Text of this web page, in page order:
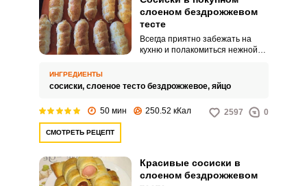
слоеном бездрожжевом
тесте
Всегда приятно забежать на
кухню и полакомиться нежной
быстро и вкусно перекусить.
ИНГРЕДИЕНТЫ
сосиски, слоеное тесто бездрожжевое, яйцо
50 мин 250.52 кКал 2597 0
СМОТРЕТЬ РЕЦЕПТ
Красивые сосиски в
слоеном бездрожжевом